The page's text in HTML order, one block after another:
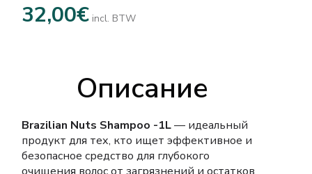
32,00€ incl. BTW
Описание
Brazilian Nuts Shampoo -1L— идеальный
продукт для тех, кто ищет эффективное и
безопасное средство для глубокого